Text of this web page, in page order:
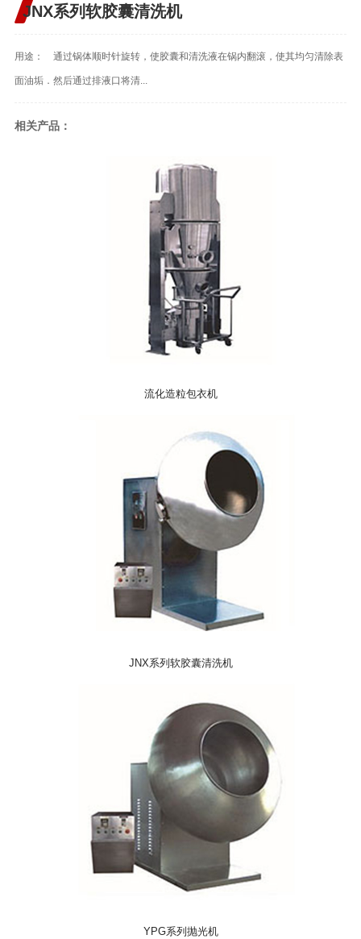
JNX系列软胶囊清洗机
用途： 通过锅体顺时针旋转，使胶囊和清洗液在锅内翻滚，使其均匀清除表
面油垢．然后通过排液口将清...
相关产品：
流化造粒包衣机
JNX系列软胶囊清洗机
YPG系列抛光机